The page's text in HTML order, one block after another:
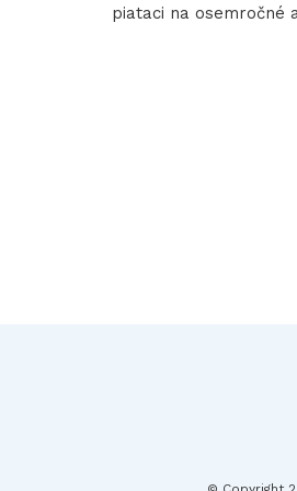
piataci na osemročné